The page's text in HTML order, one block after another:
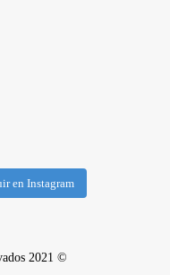
en Instagram
2021 ©